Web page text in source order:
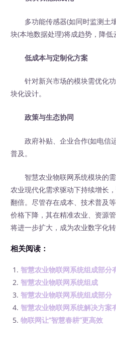
多功能传感器(如同时监测土
块(本地数据处理)将成趋势，降低
低成本与定制化方案
针对新兴市场的模块需优化功
块化设计。
政策与生态协同
政府补贴、企业合作(如电信
普及。
智慧农业物联网系统模块的需
农业现代化需求驱动下持续增长
翻倍。尽管存在成本、技术普及
价格下降，其在精准农业、资源
将进一步扩大，成为农业数字化
相关阅读：
智慧农业物联网系统组成部分
智慧农业物联网系统组成
智慧农业物联网系统组成部分
智慧农业物联网系统解决方案
物联网让“智慧春耕”更高效